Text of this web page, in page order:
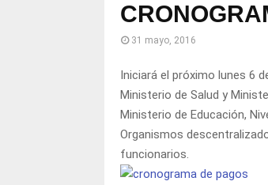
31 mayo, 2016
Iniciará el próximo lunes 6
Ministerio de Salud y
Ministerio de Educación,
Organismos
funcionarios.